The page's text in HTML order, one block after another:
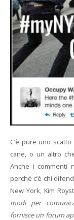
C’è pure uno
cane, o un altro
Anche i commenti
perché c’è chi
New York, Kim
modi per
fornisce un forum